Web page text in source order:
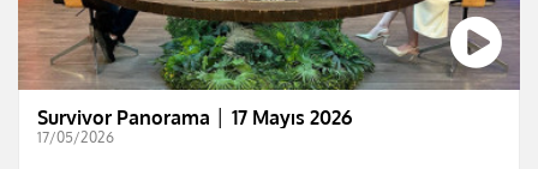
Survivor Panorama │ 17 Mayıs 2026
17/05/2026